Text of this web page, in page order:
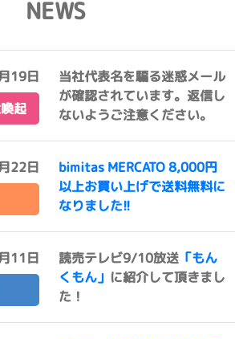
NEWS
19日
起
当社代表名を騙る迷惑メール
が確認されています。返信し
ないようご注意ください。
22日
bimitas MERCATO 8,000円
以上お買い上げで送料無料に
なりました!!
11日
読売テレビ9/10放送 「もん
くもん」 に紹介して頂きまし
た！